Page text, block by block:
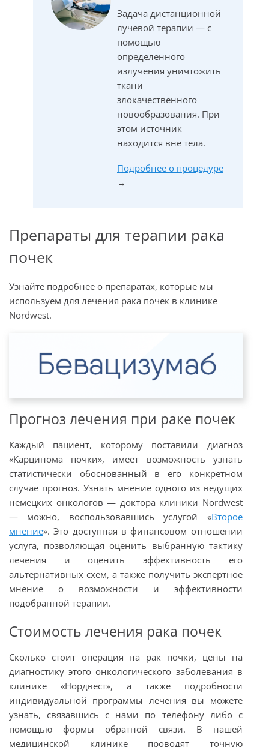
Задача дистанционной
лучевой терапии — с
помощью
определенного
излучения уничтожить
ткани
злокачественного
новообразования. При
этом источник
находится вне тела.
Подробнее о процедуре
→
Препараты для терапии рака
почек
Узнайте подробнее о препаратах, которые мы
используем для лечения рака почек в клинике
Nordwest.
Прогноз лечения при раке почек
Каждый пациент, которому поставили диагноз
«Карцинома почки», имеет возможность узнать
статистически обоснованный в его конкретном
случае прогноз. Узнать мнение одного из ведущих
немецких онкологов — доктора клиники Nordwest
— можно, воспользовавшись услугой «Второе
мнение». Это доступная в финансовом отношении
услуга, позволяющая оценить выбранную тактику
лечения и оценить эффективность его
альтернативных схем, а также получить экспертное
мнение о возможности и эффективности
подобранной терапии.
Стоимость лечения рака почек
Сколько стоит операция на рак почки, цены на
диагностику этого онкологического заболевания в
клинике «Нордвест», а также подробности
индивидуальной программы лечения вы можете
узнать, связавшись с нами по телефону либо с
помощью формы обратной связи. В нашей
медицинской клинике проводят точную